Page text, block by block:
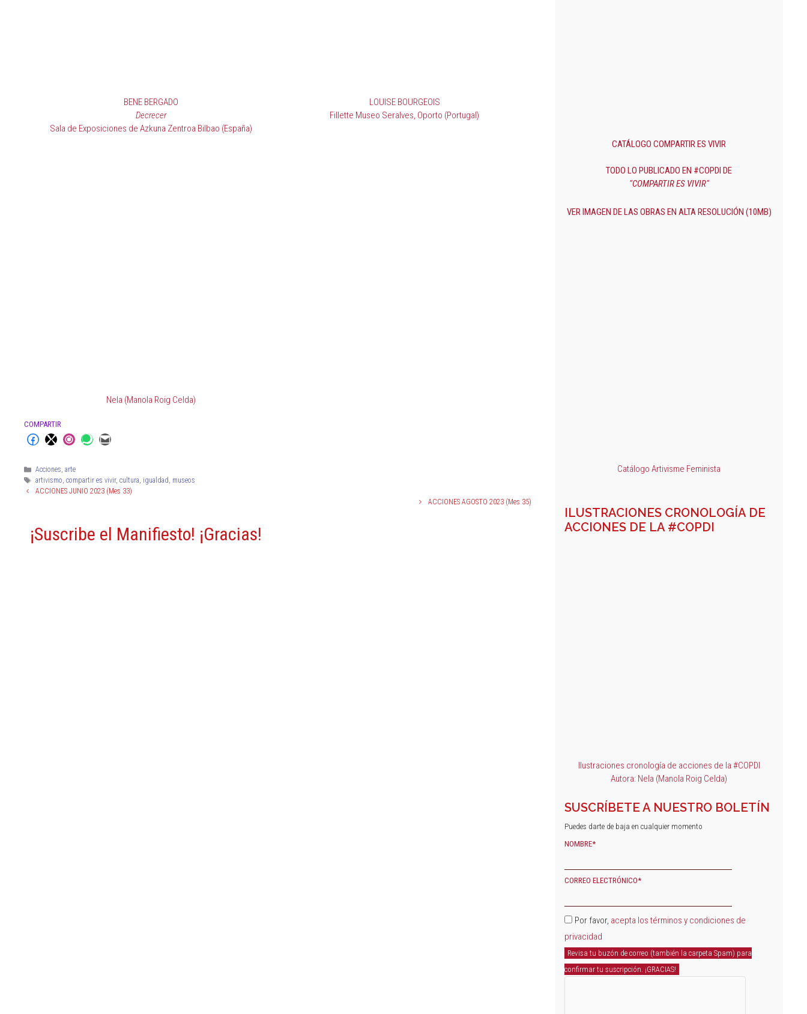
BENE BERGADO
Decrecer
Sala de Exposiciones de Azkuna Zentroa Bilbao (España)
Nela (Manola Roig Celda)
LOUISE BOURGEOIS
Fillette Museo Seralves, Oporto (Portugal)
COMPARTIR
Acciones,arte
artivismo,compartir es vivir,cultura, igualdad, museos
ACCIONES JUNIO 2023 (Mes 33)
ACCIONES AGOSTO 2023 (Mes 35)
¡Suscribe el Manifiesto! ¡Gracias!
CATÁLOGO COMPARTIR ES VIVIR
TODO LO PUBLICADO EN #COPDI DE
"COMPARTIR ES VIVIR"
VER IMAGEN DE LAS OBRAS EN ALTA RESOLUCIÓN (10MB)
Catálogo Artivisme Feminista
ILUSTRACIONES CRONOLOGÍA DE
ACCIONES DE LA #COPDI
Ilustraciones cronología de acciones de la #COPDI
Autora: Nela (Manola Roig Celda)
SUSCRÍBETE A NUESTRO BOLETÍN
Puedes darte de baja en cualquier momento
NOMBRE*
CORREO ELECTRÓNICO*
Por favor, acepta los términos y condiciones de
privacidad
Revisa tu buzón de correo (también la carpeta Spam) para
confirmar tu suscripción. ¡GRACIAS!